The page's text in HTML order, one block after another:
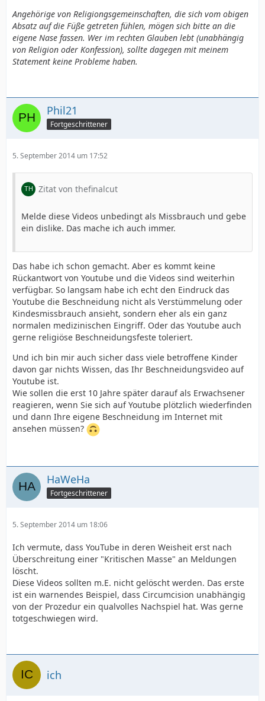
Angehörige von Religiongsgemeinschaften, die sich vom obigen
Absatz auf die Füße getreten fühlen, mögen sich bitte an die
eigene Nase fassen. Wer im rechten Glauben lebt (unabhängig
von Religion oder Konfession), sollte dagegen mit meinem
Statement keine Probleme haben.
Phil21
Fortgeschrittener
5. September 2014 um 17:52
Zitat von thefinalcut
Melde diese Videos unbedingt als Missbrauch und gebe
ein dislike. Das mache ich auch immer.
Das habe ich schon gemacht. Aber es kommt keine
Rückantwort von Youtube und die Videos sind weiterhin
verfügbar. So langsam habe ich echt den Eindruck das
Youtube die Beschneidung nicht als Verstümmelung oder
Kindesmissbrauch ansieht, sondern eher als ein ganz
normalen medizinischen Eingriff. Oder das Youtube auch
gerne religiöse Beschneidungsfeste toleriert.
Und ich bin mir auch sicher dass viele betroffene Kinder
davon gar nichts Wissen, das Ihr Beschneidungsvideo auf
Youtube ist.
Wie sollen die erst 10 Jahre später darauf als Erwachsener
reagieren, wenn Sie sich auf Youtube plötzlich wiederfinden
und dann Ihre eigene Beschneidung im Internet mit
ansehen müssen?
HaWeHa
Fortgeschrittener
5. September 2014 um 18:06
Ich vermute, dass YouTube in deren Weisheit erst nach
Überschreitung einer "Kritischen Masse" an Meldungen
löscht.
Diese Videos sollten m.E. nicht gelöscht werden. Das erste
ist ein warnendes Beispiel, dass Circumcision unabhängig
von der Prozedur ein qualvolles Nachspiel hat. Was gerne
totgeschwiegen wird.
ich